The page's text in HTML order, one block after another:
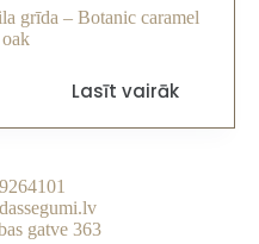
grīda – Botanic caramel
oak
Lasīt vairāk
gatve 363